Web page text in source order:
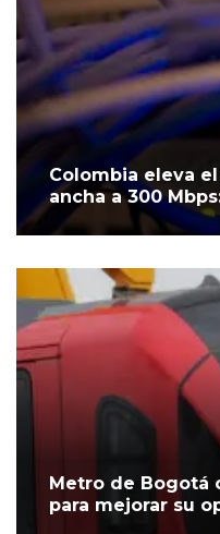
Colombia eleva
ancha a 300
Metro de Bogotá
para mejorar su